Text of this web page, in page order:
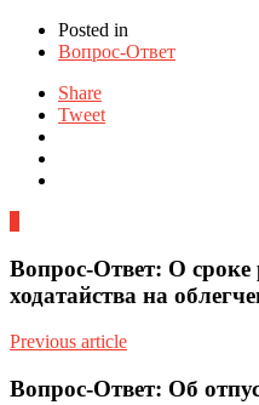
Posted in
Вопрос-Ответ
Share
Tweet
Вопрос-Ответ: О сроке
ходатайства на
Previous article
Вопрос-Ответ: Об